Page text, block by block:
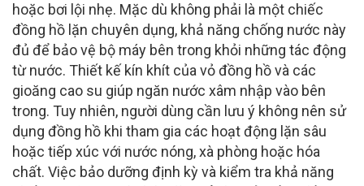
hoặc bơi lội nhẹ. Mặc dù không phải là một chiếc
đồng hồ lặn chuyên dụng, khả năng chống nước này
đủ để bảo vệ bộ máy bên trong khỏi những tác động
từ nước. Thiết kế kín khít của vỏ đồng hồ và các
gioăng cao su giúp ngăn nước xâm nhập vào bên
trong. Tuy nhiên, người dùng cần lưu ý không nên sử
dụng đồng hồ khi tham gia các hoạt động lặn sâu
hoặc tiếp xúc với nước nóng, xà phòng hoặc hóa
chất. Việc bảo dưỡng định kỳ và kiểm tra khả năng